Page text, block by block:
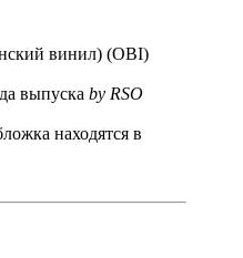
винил) (OBI)
выпуска by RSO
находятся в